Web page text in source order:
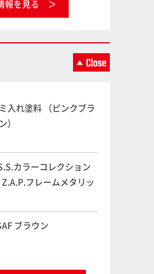
報を見る
入れ塗料 （ピンクブラ
）
カラーコレクション
フレームメタリッ
ブラウン